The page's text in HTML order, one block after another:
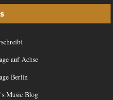
auf Achse
Berlin
Music Blog